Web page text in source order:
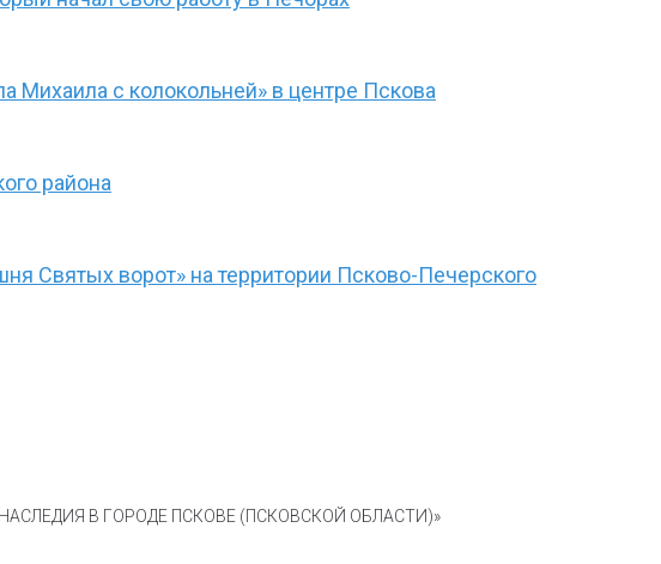
Михаила с колокольней» в центре Пскова
района
Святых ворот» на территории Псково-Печерского
В ГОРОДЕ ПСКОВЕ (ПСКОВСКОЙ ОБЛАСТИ)»